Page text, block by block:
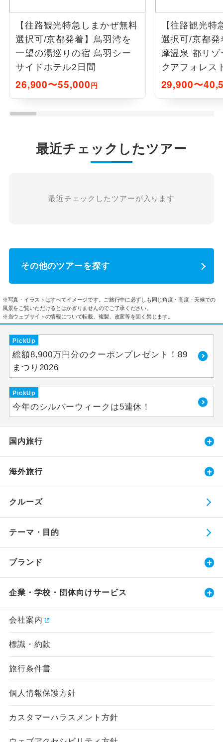
【往路観光特急しまかぜ無料
選択可/京都発着】鳥羽湾を
一望の湯巡りの宿 鳥羽シー
サイドホテル2日間
26,900〜55,000円
【往路観光特
選択可/京都
摩温泉 都リ
クアフォレス
2日間
29,900〜
最近チェックしたツアー
最近チェックしたツアーが入ります
その他のツアーを探す
※写真・イラストはすべてイメージです。ご旅行中に必ずしも同じ角度・高度・天候での
風景をご覧いただけるとはかぎりませんのでご了承ください。
※当ウェブサイトの情報について転載、複製、改変等を固く禁じます。
PickUp
総額8,900万円分のクーポンプレゼント！89
まつり2026
PickUp
今年のシルバーウィークは5連休！
国内旅行
海外旅行
クルーズ
テーマ・目的
ブランド
企業・学校・団体向けサービス
会社案内
標識・約款
旅行条件書
個人情報保護方針
カスタマーハラスメント方針